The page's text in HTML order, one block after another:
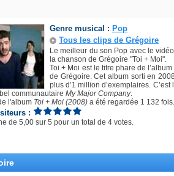
Genre musical : Pop
Tous les clips de Grégoire
Le meilleur du son Pop avec le
la chanson de Grégoire "Toi + Moi".
Toi + Moi est le titre phare de
de Grégoire. Cet album sorti en
plus d’1 million d’exemplaires.
communautaire My Major Company.
l'album Toi + Moi (2008) a été regardée 1 132 fois.
:
de 5,00 sur 5 pour un total de 4 votes.